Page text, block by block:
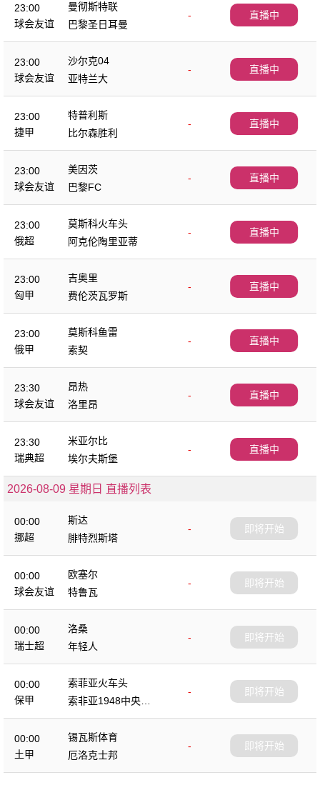
23:00
球会友谊
曼彻斯特联
-
巴黎圣日耳曼
直播中
23:00
球会友谊
沙尔克04
-
亚特兰大
直播中
23:00
捷甲
特普利斯
-
比尔森胜利
直播中
23:00
球会友谊
美因茨
-
巴黎FC
直播中
23:00
俄超
莫斯科火车头
-
阿克伦陶里亚蒂
直播中
23:00
匈甲
吉奥里
-
费伦茨瓦罗斯
直播中
23:00
俄甲
莫斯科鱼雷
-
索契
直播中
23:30
球会友谊
昂热
-
洛里昂
直播中
23:30
瑞典超
米亚尔比
-
埃尔夫斯堡
直播中
2026-08-09 星期日 直播列表
00:00
挪超
斯达
-
腓特烈斯塔
即将开始
00:00
球会友谊
欧塞尔
-
特鲁瓦
即将开始
00:00
瑞士超
洛桑
-
年轻人
即将开始
00:00
保甲
索菲亚火车头
-
索非亚1948中央陆
军
即将开始
00:00
土甲
锡瓦斯体育
-
厄洛克士邦
即将开始